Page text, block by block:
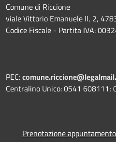
Comune di Riccione
viale Vittorio Emanuele II, 2,
Codice Fiscale - Partita IVA:
PEC:
Centralino Unico: 0541 608111;
Prenotazione appuntamento